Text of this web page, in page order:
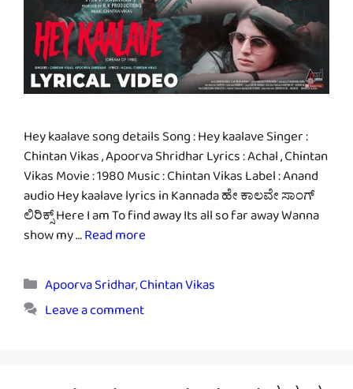
Hey kaalave song details Song : Hey kaalave Singer :
Chintan Vikas , Apoorva Shridhar Lyrics : Achal , Chintan
Vikas Movie : 1980 Music : Chintan Vikas Label : Anand
audio Hey kaalave lyrics in Kannada ಹೇ ಕಾಲವೇ ಸಾಂಗ್
ಲಿರಿಕ್ಸ್ Here I am To find away Its all so far away Wanna
show my …Read more
Categories
Apoorva Sridhar,Chintan Vikas
Leave a comment